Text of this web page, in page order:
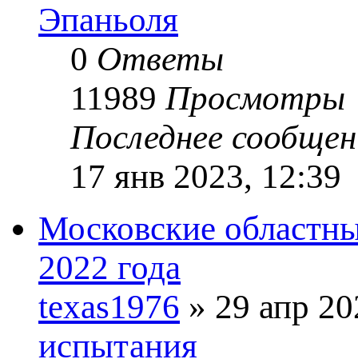
Эпаньоля
0 Ответы
11989 Просмотры
Последнее
17 янв 2023, 12:39
Московские
2022 года
texas1976 » 29 апр
испытания